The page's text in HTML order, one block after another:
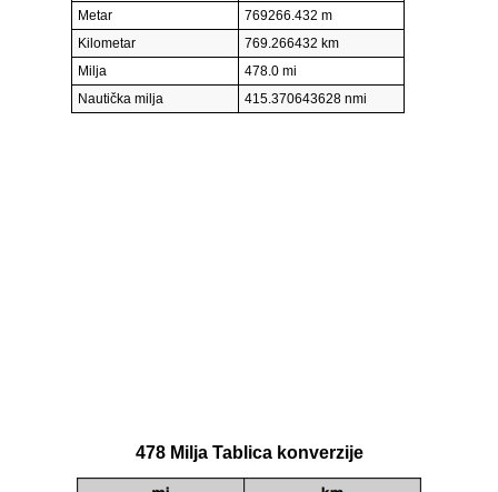
Metar
769266.432 m
Kilometar
769.266432 km
Milja
478.0 mi
Nautička milja
415.370643628 nmi
478 Milja Tablica konverzije